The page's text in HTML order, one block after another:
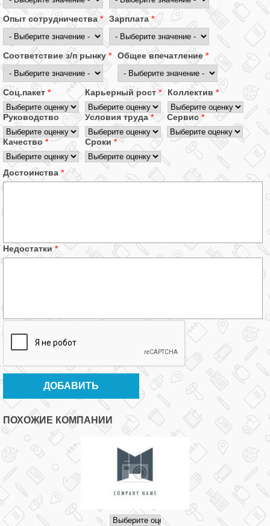
Опыт сотрудничества* Зарплата *
Соответствие з/п рынку * Общее впечатление *
Соц.пакет * Карьерный рост* Коллектив *
Руководство Условия труда* Сервис*
Качество * Сроки *
Достоинства *
Недостатки *
ПОХОЖИЕ КОМПАНИИ